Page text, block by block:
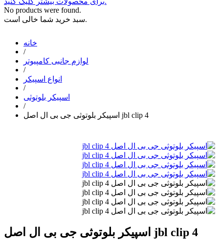
No products were found.
سبد خرید شما خالی است.
خانه
/
لوازم جانبی کامپیوتر
/
انواع اسپیکر
/
اسپیکر بلوتوثی
/
اسپیکر بلوتوثی جی بی ال اصل jbl clip 4
اسپیکر بلوتوثی جی بی ال اصل jbl clip 4